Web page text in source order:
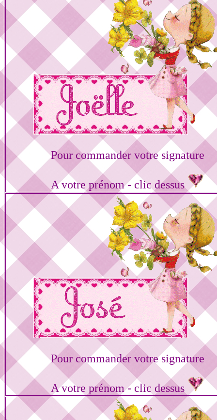
Pour commander votre signature
A votre prénom - clic dessus
Pour commander votre signature
A votre prénom - clic dessus